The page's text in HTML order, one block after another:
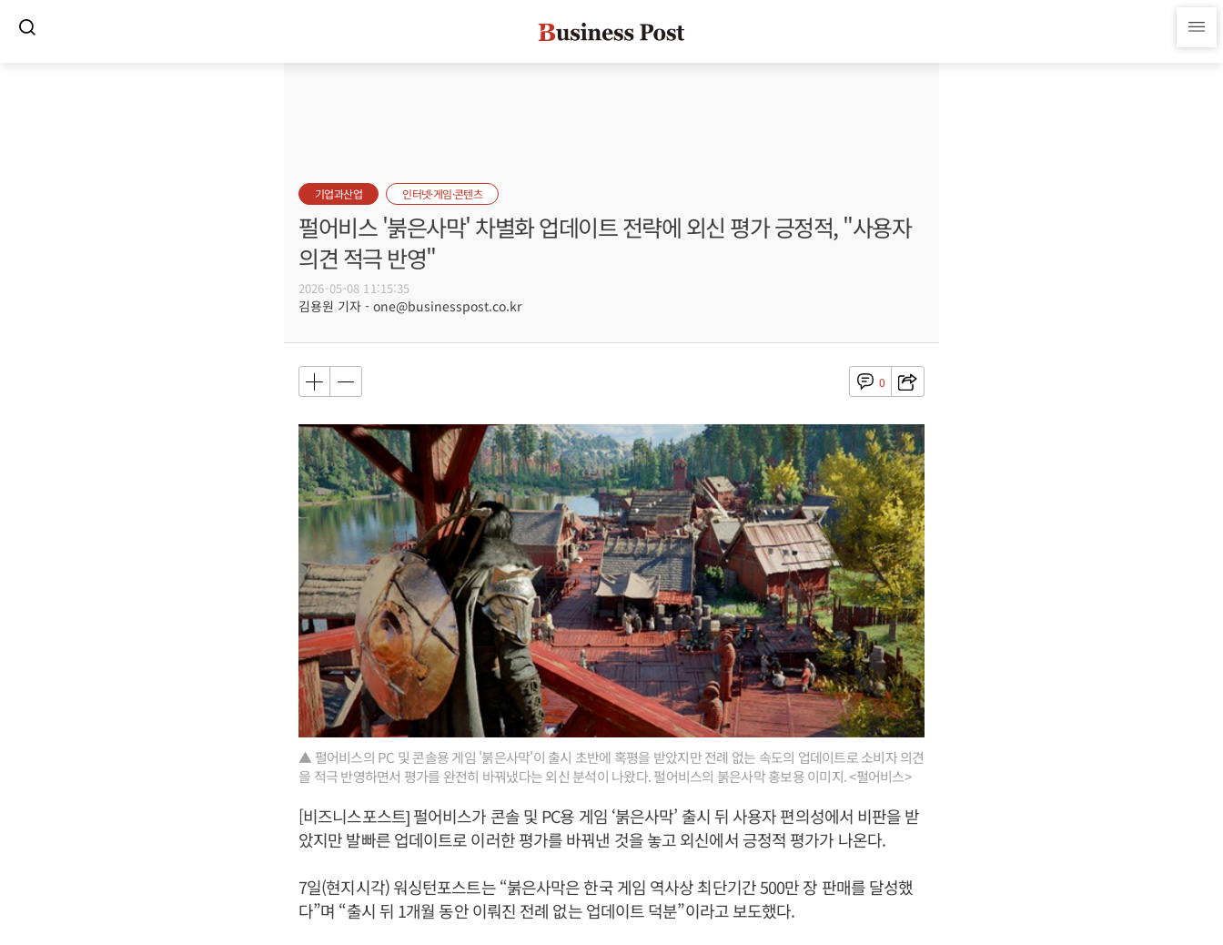
기업과산업 인터넷·게임·콘텐츠
펄어비스 '붉은사막' 차별화 업데이트 전략에 외신 평가 긍정적, "사용자
의견 적극 반영"
2026-05-08 11:15:35
김용원 기자 - one@businesspost.co.kr
0
▲ 펄어비스의 PC 및 콘솔용 게임 '붉은사막'이 출시 초반에 혹평을 받았지만 전례 없는 속도의 업데이트로 소비자 의견
을 적극 반영하면서 평가를 완전히 바꿔냈다는 외신 분석이 나왔다. 펄어비스의 붉은사막 홍보용 이미지. <펄어비스>
[비즈니스포스트] 펄어비스가 콘솔 및 PC용 게임 ‘붉은사막’ 출시 뒤 사용자 편의성에서 비판을 받
았지만 발빠른 업데이트로 이러한 평가를 바꿔낸 것을 놓고 외신에서 긍정적 평가가 나온다.
7일(현지시각) 워싱턴포스트는 “붉은사막은 한국 게임 역사상 최단기간 500만 장 판매를 달성했
다”며 “출시 뒤 1개월 동안 이뤄진 전례 없는 업데이트 덕분”이라고 보도했다.